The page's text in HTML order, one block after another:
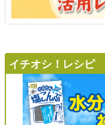
イチオシ！レシピ